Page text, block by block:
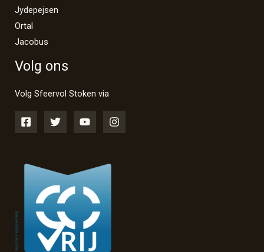
Jydepejsen
Ortal
Jacobus
Volg ons
Volg Sfeervol Stoken via